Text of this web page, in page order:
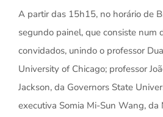
A partir das 15h15, no horário de
segundo painel, que consiste num
convidados, unindo o professor
University of Chicago; professor
Jackson, da Governors State
executiva Somia Mi-Sun Wang,